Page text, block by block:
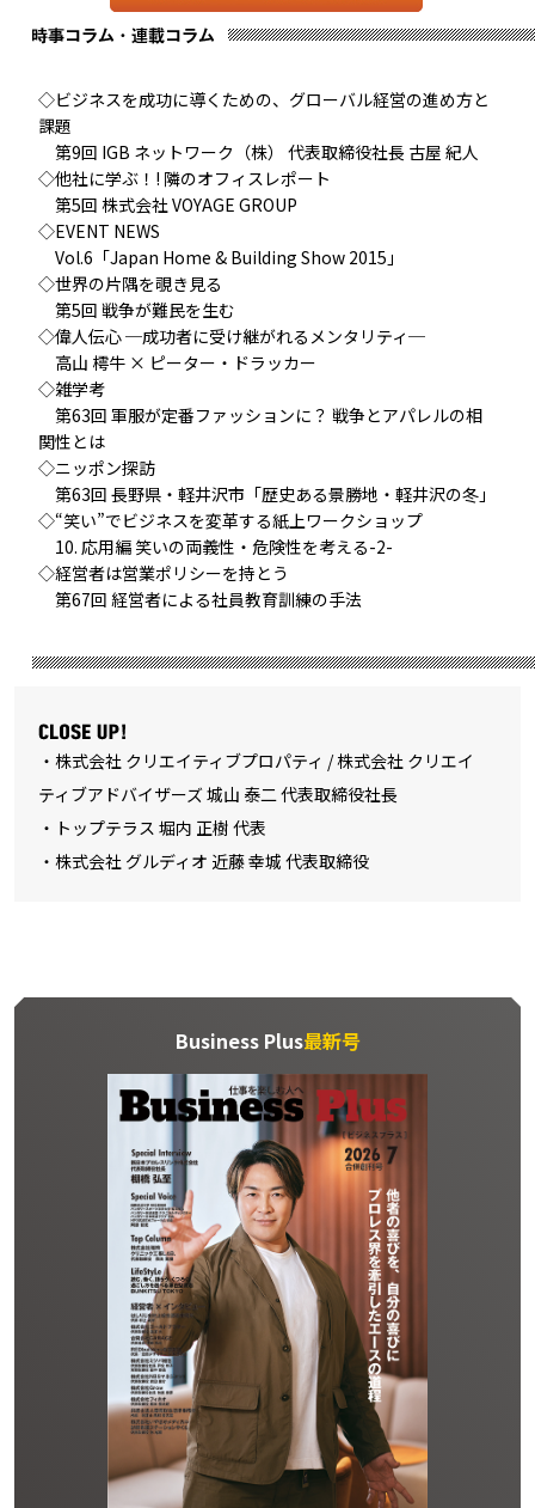
◇ビジネスを成功に導くための、グローバル経営の進め方と
課題
第9回 IGB ネットワーク（株） 代表取締役社長 古屋 紀人
◇他社に学ぶ！! 隣のオフィスレポート
第5回 株式会社 VOYAGE GROUP
◇EVENT NEWS
Vol.6「Japan Home & Building Show 2015」
◇世界の片隅を覗き見る
第5回 戦争が難民を生む
◇偉人伝心 ─成功者に受け継がれるメンタリティ─
高山 樗牛 × ピーター・ドラッカー
◇雑学考
第63回 軍服が定番ファッションに？ 戦争とアパレルの相
関性とは
◇ニッポン探訪
第63回 長野県・軽井沢市「歴史ある景勝地・軽井沢の冬」
◇“笑い”でビジネスを変革する紙上ワークショップ
10. 応用編 笑いの両義性・危険性を考える-2-
◇経営者は営業ポリシーを持とう
第67回 経営者による社員教育訓練の手法
・株式会社 クリエイティブプロパティ / 株式会社 クリエイ
ティブアドバイザーズ 城山 泰二 代表取締役社長
・トップテラス 堀内 正樹 代表
・株式会社 グルディオ 近藤 幸城 代表取締役
Business Plus最新号